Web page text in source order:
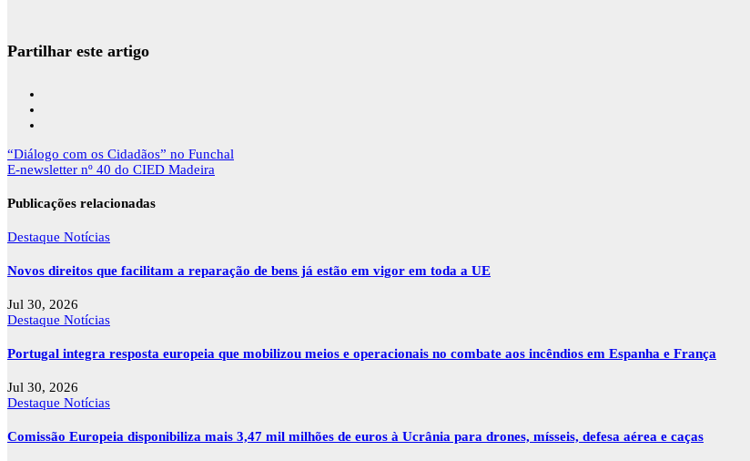
Partilhar este artigo
Navegação
de
“Diálogo com os Cidadãos” no Funchal
E-newsletter nº 40 do CIED Madeira
Publicações relacionadas
Destaque Notícias
Novos direitos que facilitam a reparação de bens já estão em vigor em toda a UE
Jul 30, 2026
Destaque Notícias
Portugal integra resposta europeia que mobilizou meios e operacionais no combate aos incêndios em Espanha e França
Jul 30, 2026
Destaque Notícias
Comissão Europeia disponibiliza mais 3,47 mil milhões de euros à Ucrânia para drones, mísseis, defesa aérea e caças